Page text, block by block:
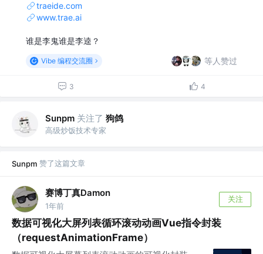
traeide.com
www.trae.ai
谁是李鬼谁是李逵？
Vibe 编程交流圈 等人赞过
3 4
Sunpm 关注了 狗鸽
高级炒饭技术专家
Sunpm 赞了这篇文章
赛博丁真Damon
1年前
关注
数据可视化大屏列表循环滚动动画Vue指令封装
（requestAnimationFrame）